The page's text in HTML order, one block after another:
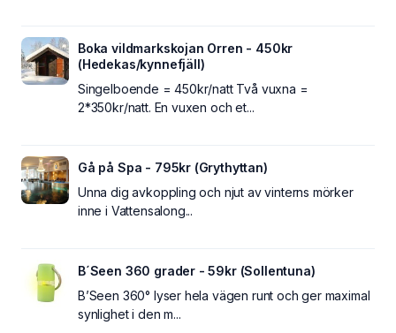
Boka vildmarkskojan Orren - 450kr
(Hedekas/kynnefjäll)
Singelboende = 450kr/natt Två vuxna =
2*350kr/natt. En vuxen och et...
Gå på Spa - 795kr (Grythyttan)
Unna dig avkoppling och njut av vinterns mörker
inne i Vattensalong...
B´Seen 360 grader - 59kr (Sollentuna)
B’Seen 360° lyser hela vägen runt och ger maximal
synlighet i den m...